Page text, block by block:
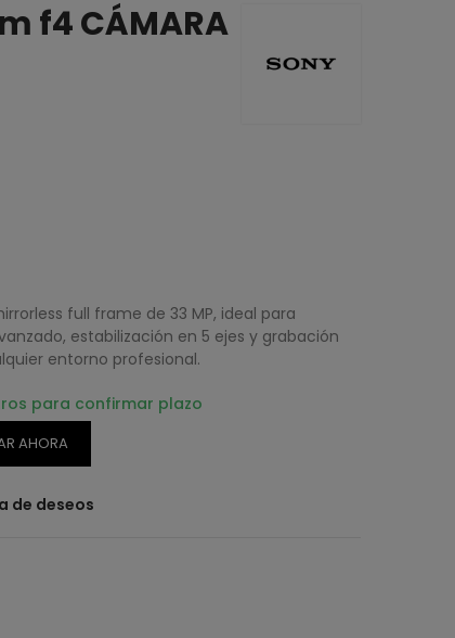
f4 CÁMARA
full frame de 33 MP, ideal para
estabilización en 5 ejes y grabación
entorno profesional.
para confirmar plazo
AHORA
de deseos